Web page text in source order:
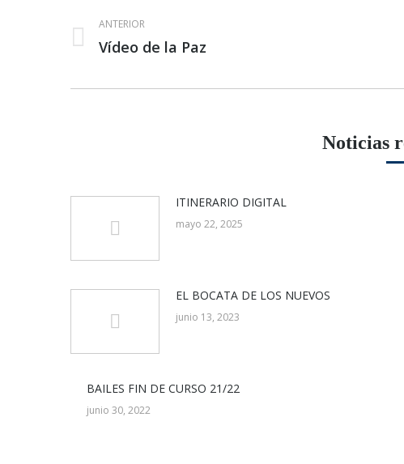
entre
ANTERIOR
Publicación
Vídeo de la Paz
Noticias
ITINERARIO DIGITAL
mayo 22, 2025
EL BOCATA DE LOS NUEVOS
junio 13, 2023
BAILES FIN DE CURSO 21/22
junio 30, 2022